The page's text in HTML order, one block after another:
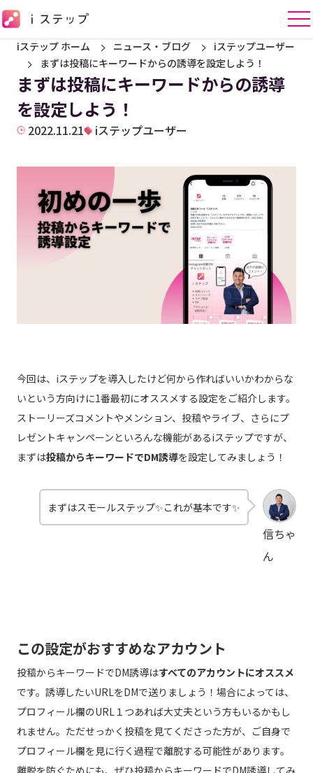
iステップ ホーム ニュース・ブログ
iステップユーザー
まずは投稿にキーワードからの誘導を設定しよう！
まずは投稿にキーワードからの誘導
を設定しよう！
2022.11.21 iステップユーザー
今回は、iステップを導入したけど何から作ればいいかわからな
いという方向けに1番最初にオススメする設定をご紹介します。
ストーリーズコメントやメンション、投稿やライブ、さらにプ
レゼントキャンペーンといろんな機能があるiステップですが、
まずは投稿からキーワードでDM誘導を設定してみましょう！
信ちゃ
ん
まずはスモールステップ✨これが基本です✨
この設定がおすすめなアカウント
投稿からキーワードでDM誘導はすべてのアカウントにオススメ
です。誘導したいURLをDMで送りましょう！場合によっては、
プロフィール欄のURL１つあれば大丈夫という方もいるかもし
れません。ただせっかく投稿を見てくださった方が、ご自身で
プロフィール欄を見に行く過程で離脱する可能性があります。
離脱を防ぐためにも、ぜひ投稿からキーワードでDM誘導してみ